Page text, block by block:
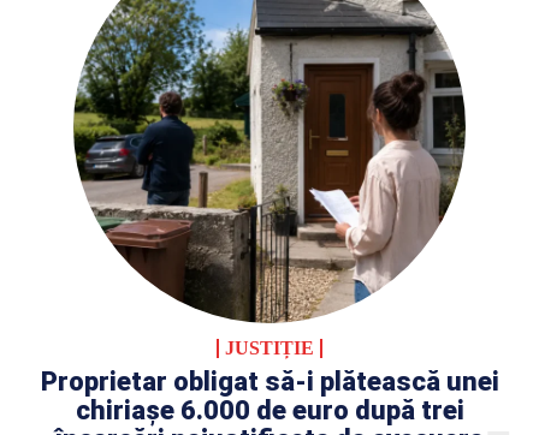
JUSTIȚIE
Proprietar obligat să-i plătească unei
chiriașe 6.000 de euro după trei